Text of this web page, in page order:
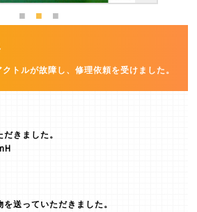
トルが故障し、修理依頼を受けました。
きました。
送っていただきました。